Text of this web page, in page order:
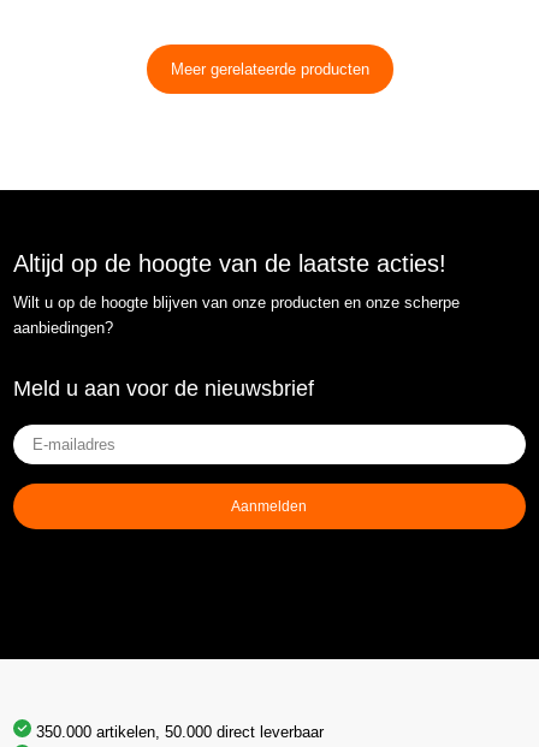
Meer gerelateerde producten
Altijd op de hoogte van de laatste acties!
Wilt u op de hoogte blijven van onze producten en onze scherpe
aanbiedingen?
Meld u aan voor de nieuwsbrief
E-
mailadres(Vereist)
Aanmelden
350.000 artikelen, 50.000 direct leverbaar